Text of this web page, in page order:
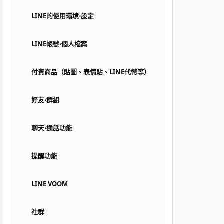
LINE的使用環境⋅設定
LINE帳號⋅個人檔案
付費商品（貼圖、表情貼、LINE代幣等）
好友⋅群組
聊天⋅通話功能
提醒功能
LINE VOOM
社群